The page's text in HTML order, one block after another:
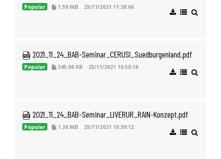
Popular 1.59 MB 25/11/2021 11:28:06
2021_11_24_BAB-Seminar_CERUSI_Suedburgenland.pdf
Popular 345.06 KB 25/11/2021 10:50:18
2021_11_24_BAB-Seminar_LIVERUR_RAIN-Konzept.pdf
Popular 1.26 MB 25/11/2021 10:39:12